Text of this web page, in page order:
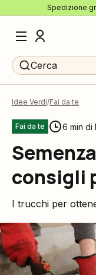
Spedizione
Cerca
Idee Verdi Fai da te
Fai da te 6 min di
consigli
I trucchi per